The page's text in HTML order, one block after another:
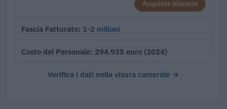
Acquista bilancio
Fascia Fatturato 1-2 milioni
Costo del Personale 294.935 euro (2024)
Verifica i dati nella visura camerale →